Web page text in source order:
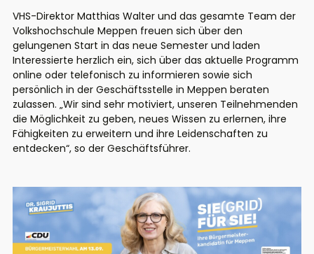
VHS-Direktor Matthias Walter und das gesamte Team der
Volkshochschule Meppen freuen sich über den
gelungenen Start in das neue Semester und laden
Interessierte herzlich ein, sich über das aktuelle Programm
online oder telefonisch zu informieren sowie sich
persönlich in der Geschäftsstelle in Meppen beraten
zulassen. „Wir sind sehr motiviert, unseren Teilnehmenden
die Möglichkeit zu geben, neues Wissen zu erlernen, ihre
Fähigkeiten zu erweitern und ihre Leidenschaften zu
entdecken“, so der Geschäftsführer.